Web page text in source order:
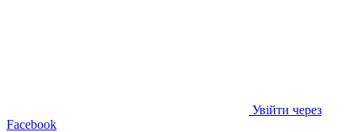
Увійти через
Facebook